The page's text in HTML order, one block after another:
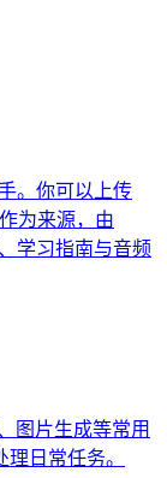
。你可以上传
为来源，由
学习指南与音频
图片生成等常用
日常任务。